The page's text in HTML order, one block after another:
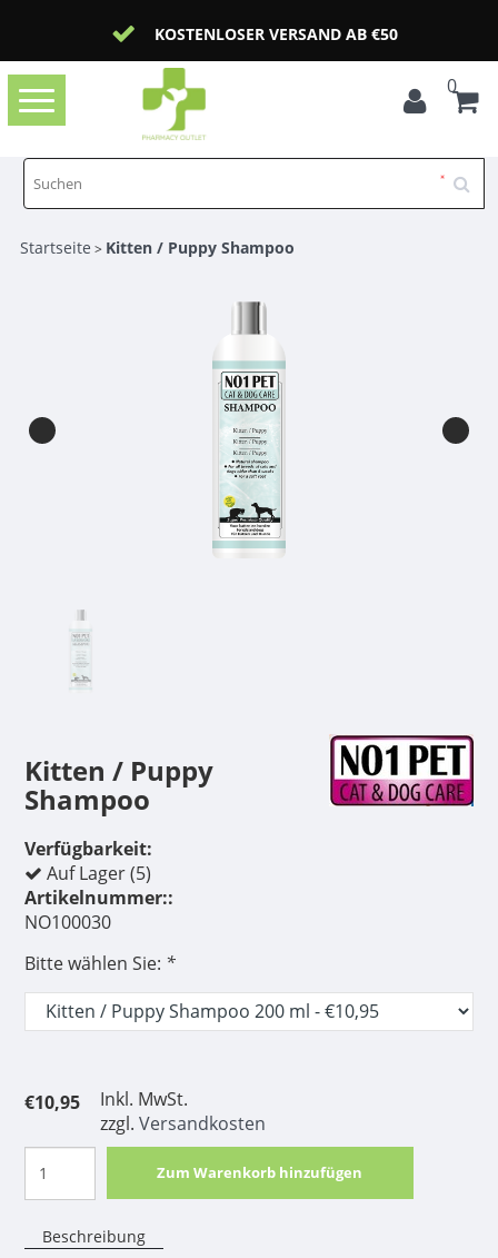
KOSTENLOSER VERSAND AB €50
Toggle
navigation
0
Startseite > Kitten / Puppy Shampoo
Kitten / Puppy
Shampoo
Verfügbarkeit:
Auf Lager (5)
Artikelnummer::
NO100030
Bitte wählen Sie: *
€10,95
Inkl. MwSt.
zzgl. Versandkosten
Zum Warenkorb hinzufügen
Beschreibung